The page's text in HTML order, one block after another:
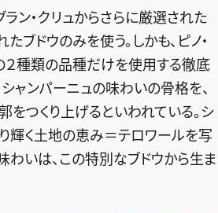
ラン・クリュからさらに厳選された
ブドウのみを使う。しかも、ピノ・
２種類の品種だけを使用する徹底
シャンパーニュの味わいの骨格を、
をつくり上げるといわれている。シ
輝く土地の恵み＝テロワールを写
わいは、この特別なブドウから生ま